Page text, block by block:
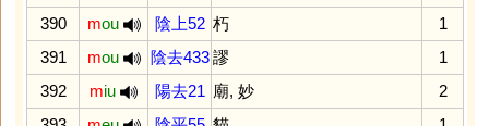
390
mou 陰上52 朽
1
391
mou 陰去433 謬
1
392
miu 陽去21 廟, 妙
2